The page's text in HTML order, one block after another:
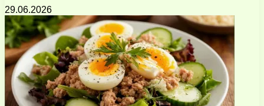
29.06.2026